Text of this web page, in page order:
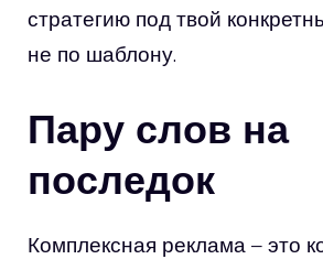
стратегию под твой
не по шаблону.
Пару слов на
последок
Комплексная реклама – это